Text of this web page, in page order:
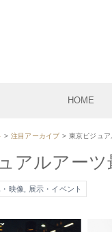
HOME
> 注目アーカイブ > 東京ビジュ
アルアーツ
映像 展示・イベント